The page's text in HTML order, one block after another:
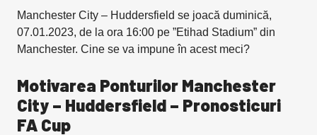
Manchester City – Huddersfield se joacă duminică,
07.01.2023, de la ora 16:00 pe ”Etihad Stadium” din
Manchester. Cine se va impune în acest meci?
Motivarea Ponturilor Manchester
City – Huddersfield – Pronosticuri
FA Cup